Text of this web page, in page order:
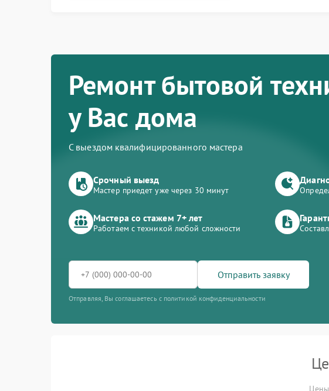
Ремонт бытовой
у Вас дома
С выездом квалифицированного мастера
Срочный выезд
Мастер приедет уже через 30 минут
Мастера со стажем 7+ лет
Работаем с техникой любой сложности
Отправить заявку
Отправляя, Вы соглашаетесь с политикой конфиденциальности